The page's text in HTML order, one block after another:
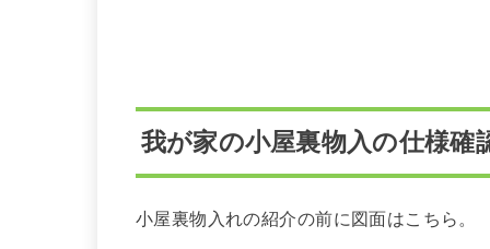
我が家の小屋裏物入の仕様確
小屋裏物入れの紹介の前に図面はこちら。